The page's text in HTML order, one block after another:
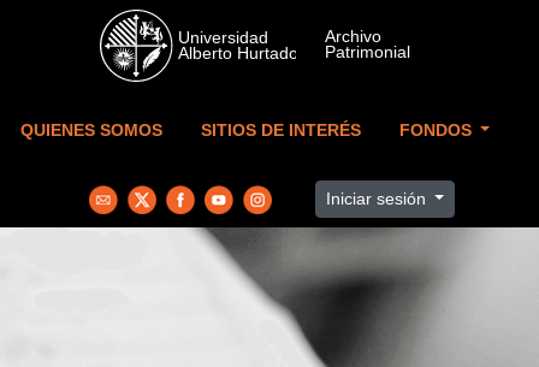
Skip to main content
QUIENES SOMOS SITIOS DE INTERÉS FONDOS
Iniciar sesión